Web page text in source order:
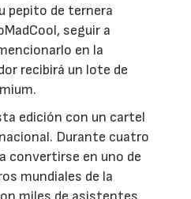
pepito de ternera
seguir a
en la
recibirá un lote de
edición con un cartel
Durante cuatro
convertirse en uno de
mundiales de la